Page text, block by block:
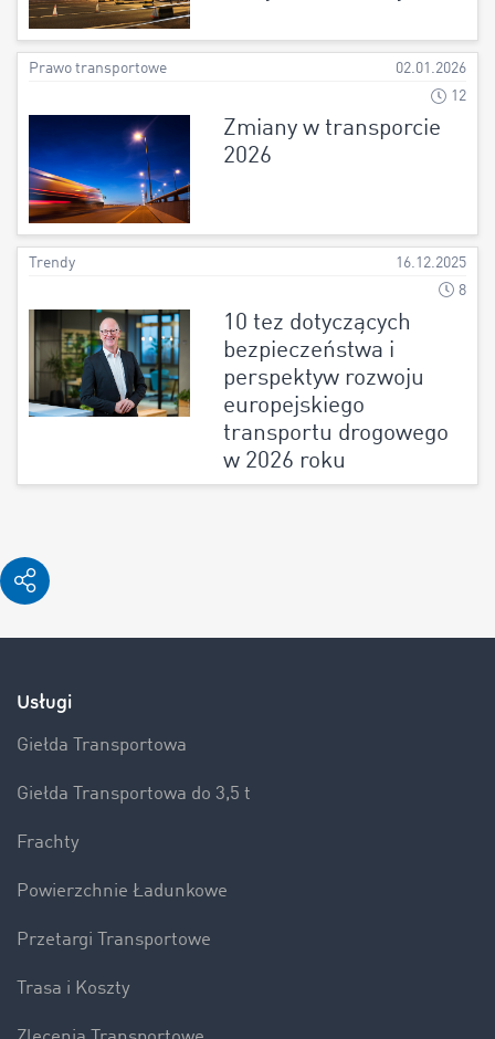
Prawo transportowe
02.01.2026
12
Zmiany w transporcie
2026
Trendy
16.12.2025
8
10 tez dotyczących
bezpieczeństwa i
perspektyw rozwoju
europejskiego
transportu drogowego
w 2026 roku
Usługi
Giełda Transportowa
Giełda Transportowa do 3,5 t
Frachty
Powierzchnie Ładunkowe
Przetargi Transportowe
Trasa i Koszty